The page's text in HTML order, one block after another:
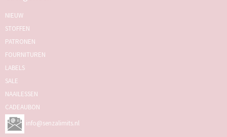
NIEUW
STOFFEN
PATRONEN
FOURNITUREN
LABELS
SALE
NAAILESSEN
CADEAUBON
info@senzalimits.nl